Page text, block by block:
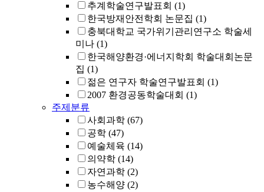
추계학술연구발표회 (1)
한국방재안전학회 논문집 (1)
충북대학교 국가위기관리연구소 학술세
미나 (1)
한국해양환경·에너지학회 학술대회논문
집 (1)
젊은 연구자 학술연구발표회 (1)
2007 환경공동학술대회 (1)
주제분류
사회과학 (67)
공학 (47)
예술체육 (14)
의약학 (14)
자연과학 (2)
농수해양 (2)